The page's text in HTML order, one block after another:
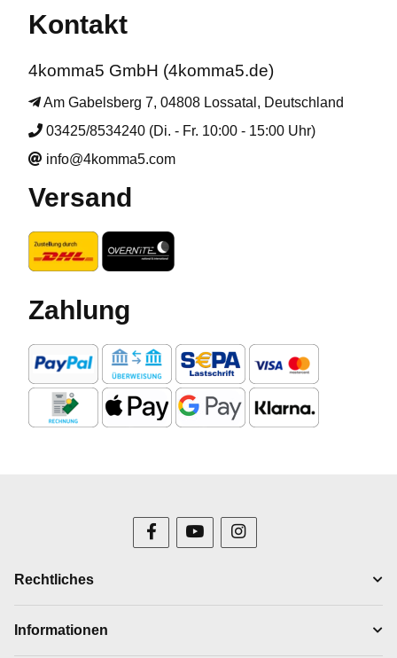
Kontakt
4komma5 GmbH (4komma5.de)
Am Gabelsberg 7, 04808 Lossatal, Deutschland
03425/8534240 (Di. - Fr. 10:00 - 15:00 Uhr)
info@4komma5.com
Versand
Zahlung
Rechtliches
Informationen